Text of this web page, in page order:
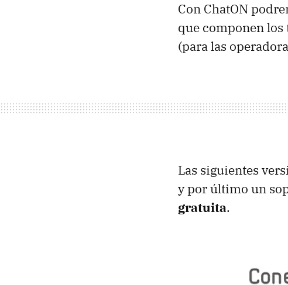
Con ChatON
que componen
(para las
Las siguientes
y por último un
gratuita.